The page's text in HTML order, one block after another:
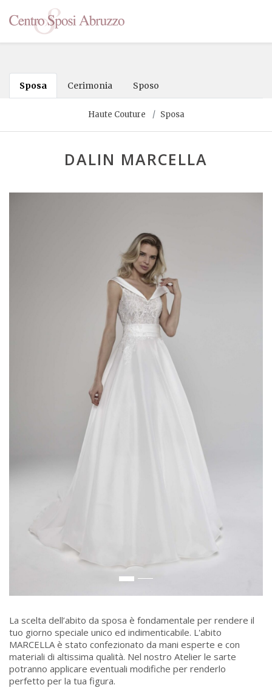
Sposa Cerimonia Sposo
Haute Couture Sposa
DALIN MARCELLA
La scelta dell’abito da sposa è fondamentale per rendere il
tuo giorno speciale unico ed indimenticabile. L'abito
MARCELLA è stato confezionato da mani esperte e con
materiali di altissima qualità. Nel nostro Atelier le sarte
potranno applicare eventuali modifiche per renderlo
perfetto per la tua figura.